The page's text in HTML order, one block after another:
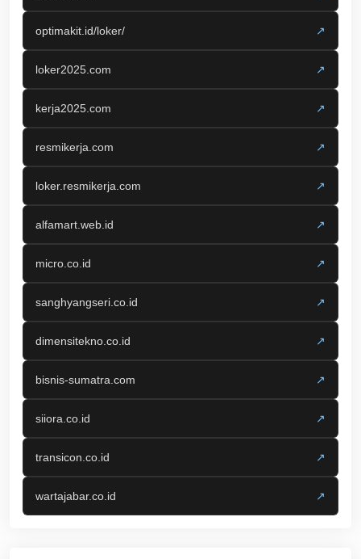
optimakit.id/loker/ ↗
loker2025.com ↗
kerja2025.com ↗
resmikerja.com ↗
loker.resmikerja.com ↗
alfamart.web.id ↗
micro.co.id ↗
sanghyangseri.co.id ↗
dimensitekno.co.id ↗
bisnis-sumatra.com ↗
siiora.co.id ↗
transicon.co.id ↗
wartajabar.co.id ↗